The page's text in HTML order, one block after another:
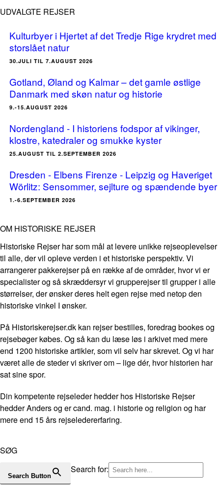
UDVALGTE REJSER
Kulturbyer i Hjertet af det Tredje Rige krydret med
storslået natur
30.JULI TIL 7.AUGUST 2026
Gotland, Øland og Kalmar – det gamle østlige
Danmark med skøn natur og historie
9.-15.AUGUST 2026
Nordengland - I historiens fodspor af vikinger,
klostre, katedraler og smukke kyster
25.AUGUST TIL 2.SEPTEMBER 2026
Dresden - Elbens Firenze - Leipzig og Haveriget
Wörlitz: Sensommer, sejlture og spændende byer
1.-6.SEPTEMBER 2026
OM HISTORISKE REJSER
Historiske Rejser har som mål at levere unikke rejseoplevelser
til alle, der vil opleve verden i et historiske perspektiv. Vi
arrangerer pakkerejser på en række af de områder, hvor vi er
specialister og så skræddersyr vi grupperejser til grupper i alle
størrelser, der ønsker deres helt egen rejse med netop den
historiske vinkel I ønsker.
På Historiskerejser.dk kan rejser bestilles, foredrag bookes og
rejsebøger købes. Og så kan du læse løs i arkivet med mere
end 1200 historiske artikler, som vil selv har skrevet. Og vi har
været alle de steder vi skriver om – lige dér, hvor historien har
sat sine spor.
Din kompetente rejseleder hedder hos Historiske Rejser
hedder Anders og er cand. mag. i historie og religion og har
mere end 15 års rejseledererfaring.
SØG
Search for:
Search Button